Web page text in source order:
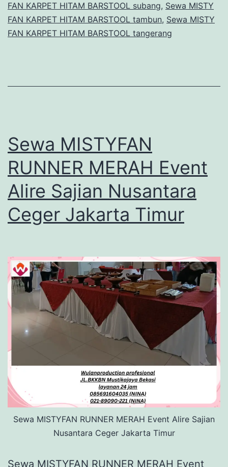
FAN KARPET HITAM BARSTOOL subang, Sewa MISTY
FAN KARPET HITAM BARSTOOL tambun, Sewa MISTY
FAN KARPET HITAM BARSTOOL tangerang
Sewa MISTYFAN
RUNNER MERAH Event
Alire Sajian Nusantara
Ceger Jakarta Timur
Sewa MISTYFAN RUNNER MERAH Event Alire Sajian
Nusantara Ceger Jakarta Timur
Sewa MISTYFAN RUNNER MERAH Event